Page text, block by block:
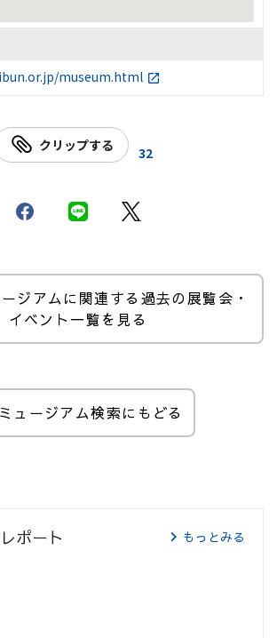
museum.html
クリップする 32
ジアムに関連する過去の展覧会・
イベント一覧を見る
ミュージアム検索にもどる
ポート もっとみる